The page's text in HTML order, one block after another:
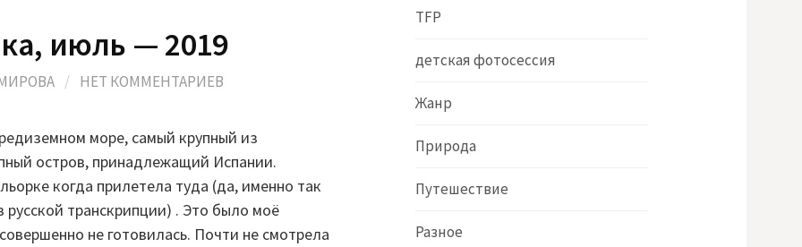
июль — 2019
/ НЕТ КОММЕНТАРИЕВ
море, самый крупный из
остров, принадлежащий Испании.
когда прилетела туда (да, именно так
русской транскрипции) . Это было моё
не готовилась. Почти не смотрела
TFP
детская фотосессия
Жанр
Природа
Путешествие
Разное